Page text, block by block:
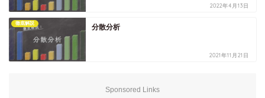
2022年4月13日
徹底解説 分散分析
2021年11月21日
Sponsored Links